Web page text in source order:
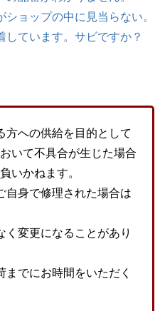
ョップの中に見当らない。
ています。サビですか？
方への供給を目的として
いて不具合が生じた場合
いかねます。
自身で修理された場合は
変更になることがあり
でにお時間をいただく